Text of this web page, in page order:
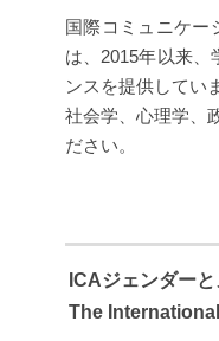
国際コミュニケー
は、2015年以来
ンスを提供してい
社会学、心理学、
ださい。
ICAジェンダー
The